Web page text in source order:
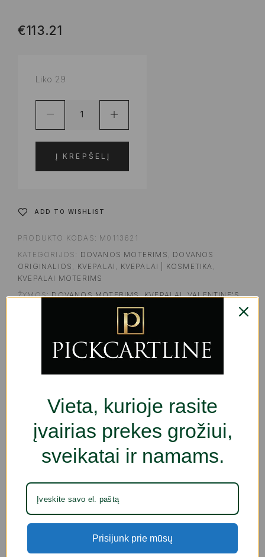
€113.21
Liko 29
Į KREPŠELĮ
ADD TO WISHLIST
PRODUKTO KODAS: M0113621
KATEGORIJOS: DOVANOS MOTERIMS
DOVANOS
ORIGINALIOS
KVEPALAI KVEPALAI | KOSMETIKA
KVEPALAI MOTERIMS
ŽYMOS:DOVANOS MOTERIMS,KVEPALAI,VALENTINE'S
APRAŠYMAS PAPILDOMA INFORMACIJA
Leiskite
100% originaliems Moterų kvepalai
Guerlain Mon Guerlain EDPnustebinti jus ir
išryškinti jūsų moteriškumą, naudojant išskirtinius
kvepalus. Atraskite
100% originalius Guerlain
produktus!
Lytis: Moteris
Vieta, kurioje rasite
įvairias prekes grožiui,
sveikatai ir namams.
Prisijunk prie mūsų